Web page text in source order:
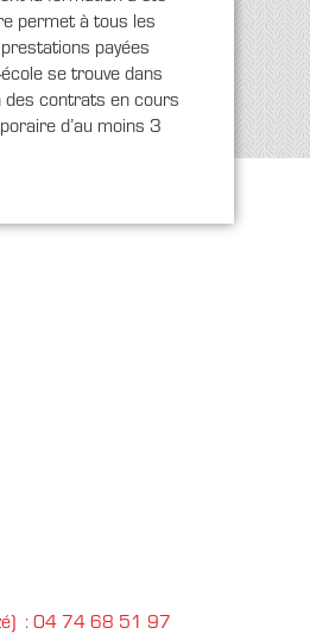
permet à tous les
payées
se trouve dans
des contrats en cours
d’au moins 3
: 04 74 68 51 97